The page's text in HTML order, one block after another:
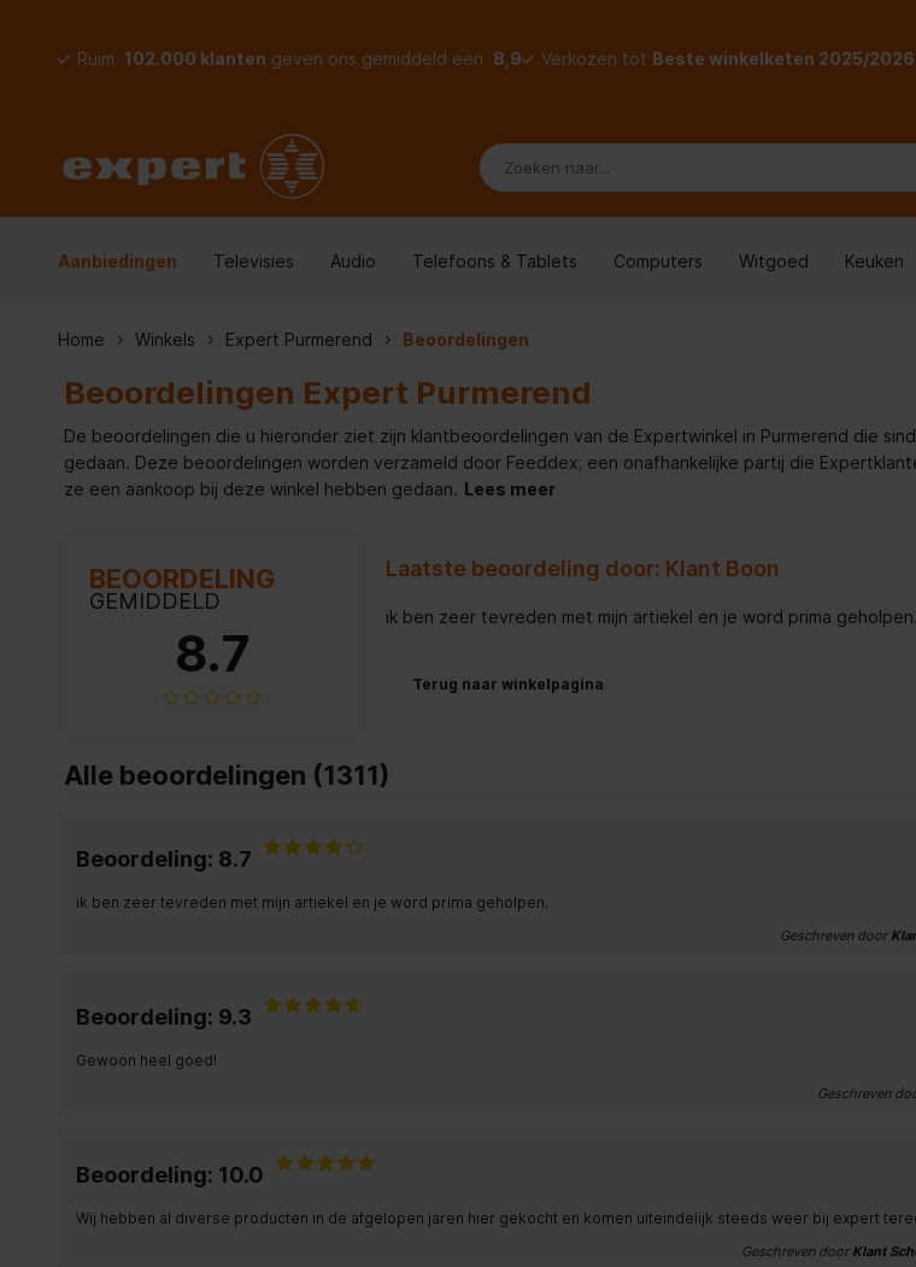
Ruim 102.000 klanten geven ons gemiddeld een 8,9 Verkozen tot Beste winkelketen 2025/
Aanbiedingen Televisies Audio Telefoons & Tablets Computers Witgoed Keuken
Home Winkels Expert Purmerend Beoordelingen
Beoordelingen Expert Purmerend
De beoordelingen die u hieronder ziet zijn klantbeoordelingen van de Expertwinkel in Purmerend die
gedaan. Deze beoordelingen worden verzameld door Feeddex; een onafhankelijke partij die
ze een aankoop bij deze winkel hebben gedaan. Lees meer
BEOORDELING
GEMIDDELD
8.7
Laatste beoordeling door: Klant Boon
ik ben zeer tevreden met mijn artiekel en je word prima geholpen.
Terug naar winkelpagina
Alle beoordelingen (1311)
Beoordeling: 8.7
ik ben zeer tevreden met mijn artiekel en je word prima geholpen.
Geschreven door
Beoordeling: 9.3
Gewoon heel goed!
Geschreven
Beoordeling: 10.0
Wij hebben al diverse producten in de afgelopen jaren hier gekocht en komen uiteindelijk steeds weer bij expert
Geschreven door Klant